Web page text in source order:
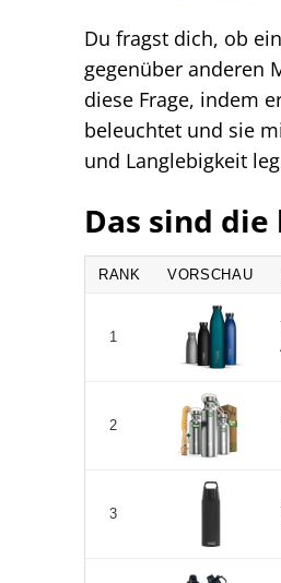
Du fragst dich, ob
gegenüber anderen
diese Frage, indem
beleuchtet und sie
und Langlebigkeit
Das sind
RANK VORSCHAU
1
2
3